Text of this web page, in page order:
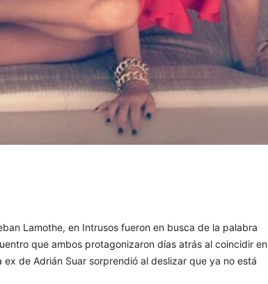
Lamothe, en Intrusos fueron en busca de la palabra
que ambos protagonizaron días atrás al coincidir en
de Adrián Suar sorprendió al deslizar que ya no está